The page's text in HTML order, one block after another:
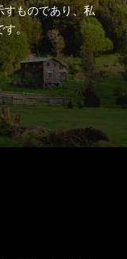
すものであり、私
。